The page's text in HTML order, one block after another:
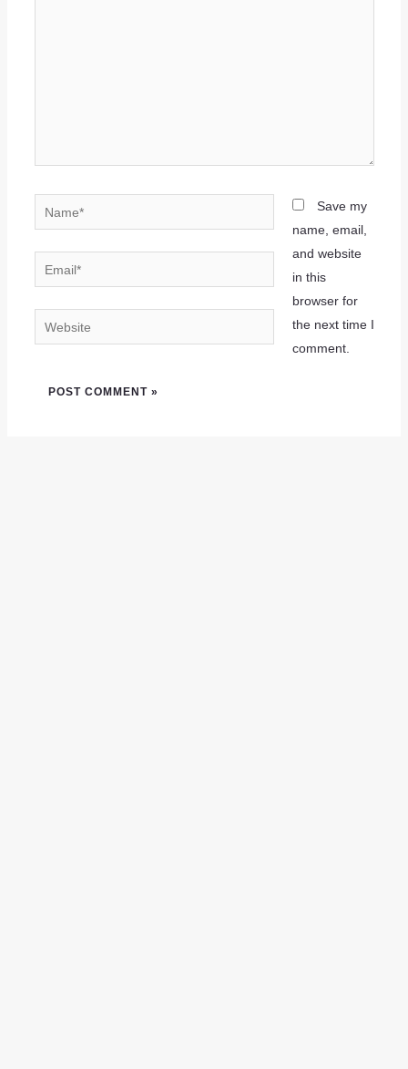
Save my
name, email,
and website
in this
browser for
the next time I
comment.